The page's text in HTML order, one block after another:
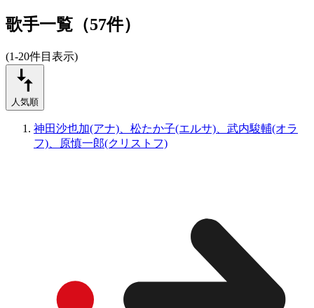
歌手一覧（57件）
(1-20件目表示)
人気順
神田沙也加(アナ)、松たか子(エルサ)、武内駿輔(オラ
フ)、原慎一郎(クリストフ)